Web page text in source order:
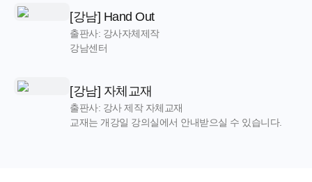
[강남] Hand Out
출판사: 강사자체제작
강남센터
[강남] 자체교재
출판사: 강사 제작 자체교재
교재는 개강일 강의실에서 안내받으실 수 있습니다.